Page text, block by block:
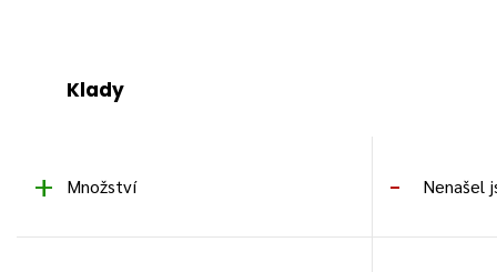
Klady
Množství Nenašel